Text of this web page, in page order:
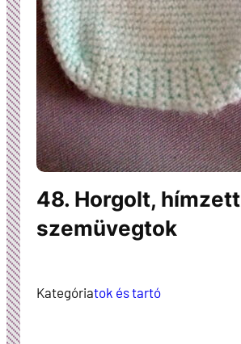
48. Horgolt, hímzett
szemüvegtok
Kategóriatok és tartó